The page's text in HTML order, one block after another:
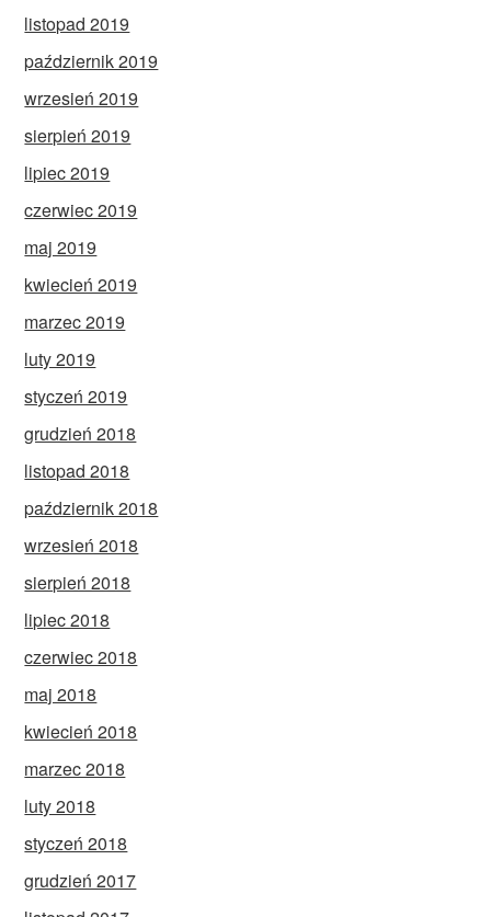
listopad 2019
październik 2019
wrzesień 2019
sierpień 2019
lipiec 2019
czerwiec 2019
maj 2019
kwiecień 2019
marzec 2019
luty 2019
styczeń 2019
grudzień 2018
listopad 2018
październik 2018
wrzesień 2018
sierpień 2018
lipiec 2018
czerwiec 2018
maj 2018
kwiecień 2018
marzec 2018
luty 2018
styczeń 2018
grudzień 2017